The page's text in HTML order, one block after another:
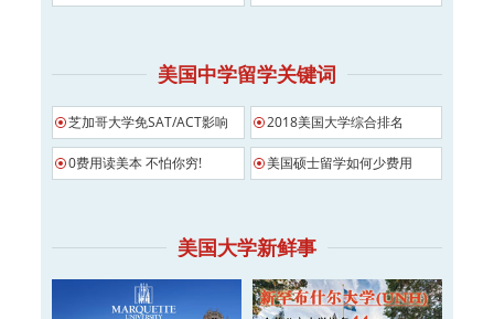
美国中学留学关键词
芝加哥大学免SAT/ACT影响 2018美国大学综合排名
0费用读美本 不怕你穷! 美国硕士留学如何少费用
美国大学新鲜事